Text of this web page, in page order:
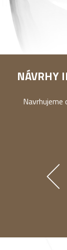
NÁVRHY
Navrhujeme